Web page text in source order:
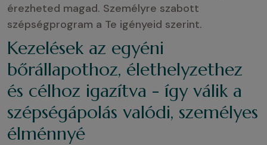
érezheted magad. Személyre szabott
szépségprogram a Te igényeid szerint.
Kezelések az egyéni
bőrállapothoz, élethelyzethez
és célhoz igazítva - így válik a
szépségápolás valódi, személyes
élménnyé